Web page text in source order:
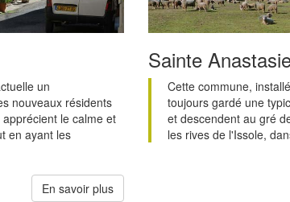
un
nouveaux résidents
le calme et
en ayant les
En savoir plus
Sainte
Cette commune,
toujours gardé une
et descendent au gré
les rives de l'Issole,